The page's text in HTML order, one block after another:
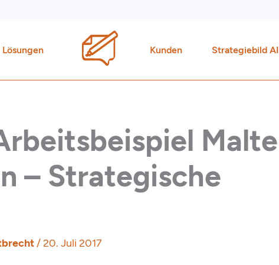
Lösungen Kunden Strategiebild AI
Malte
– Strategische
/20. Juli 2017